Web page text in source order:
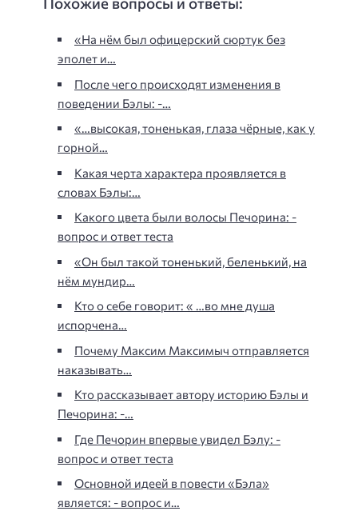
«На нём был офицерский сюртук без
эполет и…
После чего происходят изменения в
поведении Бэлы: -…
«…высокая, тоненькая, глаза чёрные, как у
горной…
Какая черта характера проявляется в
словах Бэлы:…
Какого цвета были волосы Печорина: -
вопрос и ответ теста
«Он был такой тоненький, беленький, на
нём мундир…
Кто о себе говорит: « …во мне душа
испорчена…
Почему Максим Максимыч отправляется
наказывать…
Кто рассказывает автору историю Бэлы и
Печорина: -…
Где Печорин впервые увидел Бэлу: -
вопрос и ответ теста
Основной идеей в повести «Бэла»
является: - вопрос и…